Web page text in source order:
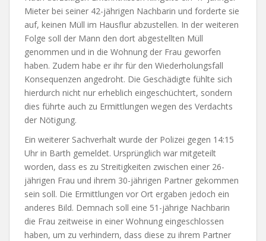
Mieter bei seiner 42-jährigen Nachbarin und forderte sie
auf, keinen Müll im Hausflur abzustellen. In der weiteren
Folge soll der Mann den dort abgestellten Müll
genommen und in die Wohnung der Frau geworfen
haben. Zudem habe er ihr für den Wiederholungsfall
Konsequenzen angedroht. Die Geschädigte fühlte sich
hierdurch nicht nur erheblich eingeschüchtert, sondern
dies führte auch zu Ermittlungen wegen des Verdachts
der Nötigung.
Ein weiterer Sachverhalt wurde der Polizei gegen 14:15
Uhr in Barth gemeldet. Ursprünglich war mitgeteilt
worden, dass es zu Streitigkeiten zwischen einer 26-
jährigen Frau und ihrem 30-jährigen Partner gekommen
sein soll. Die Ermittlungen vor Ort ergaben jedoch ein
anderes Bild. Demnach soll eine 51-jährige Nachbarin
die Frau zeitweise in einer Wohnung eingeschlossen
haben, um zu verhindern, dass diese zu ihrem Partner